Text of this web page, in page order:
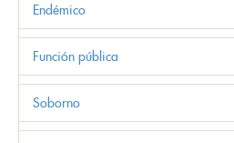
Endémico
Función pública
Soborno